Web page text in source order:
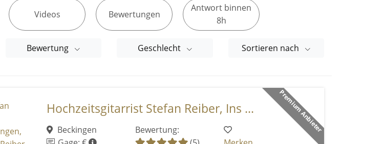
Videos Bewertungen
Antwort binnen
8h
Bewertung Geschlecht Sortieren nach
Premium Anbieter
Hochzeitsgitarrist Stefan Reiber, Ins ...
Beckingen
Bewertung: